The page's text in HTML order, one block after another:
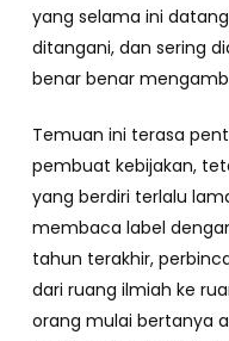
yang selama ini
ditangani, dan sering
benar benar
Temuan ini terasa
pembuat kebijakan,
yang berdiri terlalu
membaca label
tahun terakhir,
dari ruang ilmiah ke
orang mulai bertanya